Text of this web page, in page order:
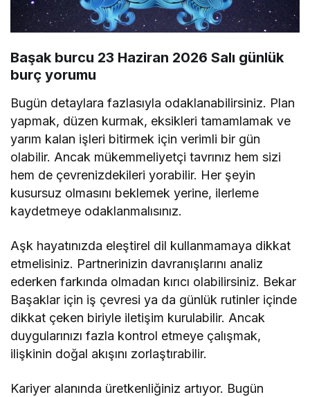
Başak burcu 23 Haziran 2026 Salı günlük
burç yorumu
Bugün detaylara fazlasıyla odaklanabilirsiniz. Plan
yapmak, düzen kurmak, eksikleri tamamlamak ve
yarım kalan işleri bitirmek için verimli bir gün
olabilir. Ancak mükemmeliyetçi tavrınız hem sizi
hem de çevrenizdekileri yorabilir. Her şeyin
kusursuz olmasını beklemek yerine, ilerleme
kaydetmeye odaklanmalısınız.
Aşk hayatınızda eleştirel dil kullanmamaya dikkat
etmelisiniz. Partnerinizin davranışlarını analiz
ederken farkında olmadan kırıcı olabilirsiniz. Bekar
Başaklar için iş çevresi ya da günlük rutinler içinde
dikkat çeken biriyle iletişim kurulabilir. Ancak
duygularınızı fazla kontrol etmeye çalışmak,
ilişkinin doğal akışını zorlaştırabilir.
Kariyer alanında üretkenliğiniz artıyor. Bugün